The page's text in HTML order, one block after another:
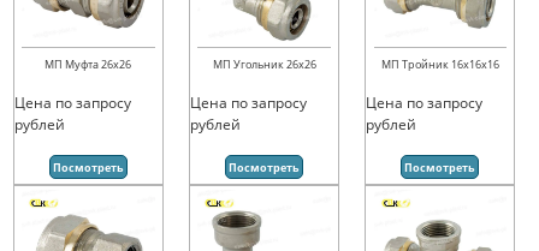
МП Муфта 26х26
Цена по запросу
рублей
Посмотреть
МП Угольник 26х26
Цена по запросу
рублей
Посмотреть
МП Тройник 16х16х16
Цена по запросу
рублей
Посмотреть